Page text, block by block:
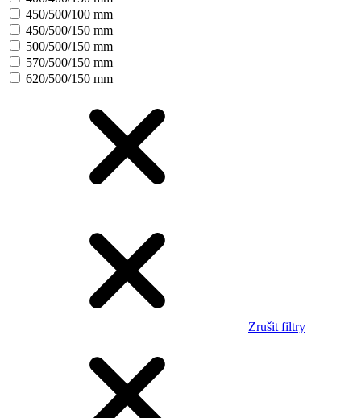
450/500/100 mm
450/500/150 mm
500/500/150 mm
570/500/150 mm
620/500/150 mm
Zrušit filtry